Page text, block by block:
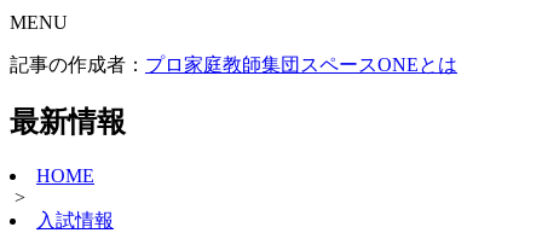
MENU
記事の作成者： プロ家庭教師集団スペースONEとは
最新情報
HOME
>
入試情報